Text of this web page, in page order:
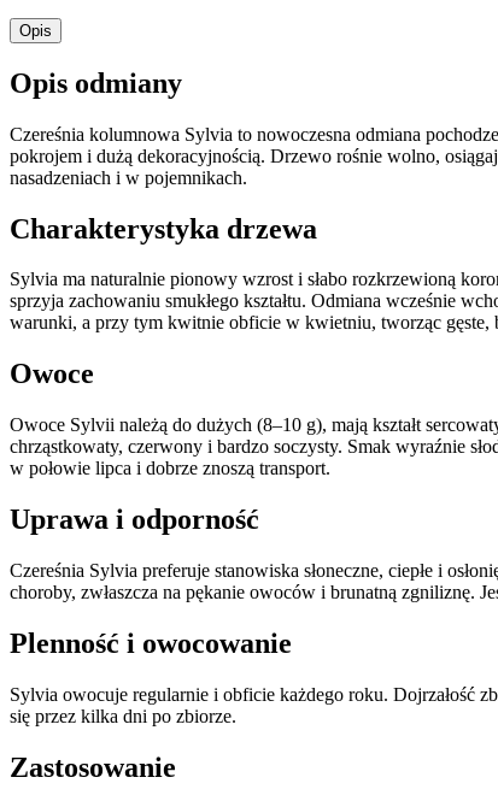
Opis
Opis odmiany
Czereśnia kolumnowa Sylvia to nowoczesna odmiana
pokrojem i dużą dekoracyjnością. Drzewo rośnie wolno,
nasadzeniach i w pojemnikach.
Charakterystyka drzewa
Sylvia ma naturalnie pionowy wzrost i słabo rozkrzewioną
sprzyja zachowaniu smukłego kształtu. Odmiana wcześnie
warunki, a przy tym kwitnie obficie w kwietniu, tworząc gęste,
Owoce
Owoce Sylvii należą do dużych (8–10 g), mają kształt
chrząstkowaty, czerwony i bardzo soczysty. Smak wyraźnie
w połowie lipca i dobrze znoszą transport.
Uprawa i odporność
Czereśnia Sylvia preferuje stanowiska słoneczne, ciepłe i
choroby, zwłaszcza na pękanie owoców i brunatną zgniliznę.
Plenność i owocowanie
Sylvia owocuje regularnie i obficie każdego roku. Dojrzałość
się przez kilka dni po zbiorze.
Zastosowanie